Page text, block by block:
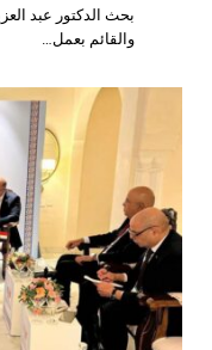
بحث الدكتور عبد
والقائم بعمل…